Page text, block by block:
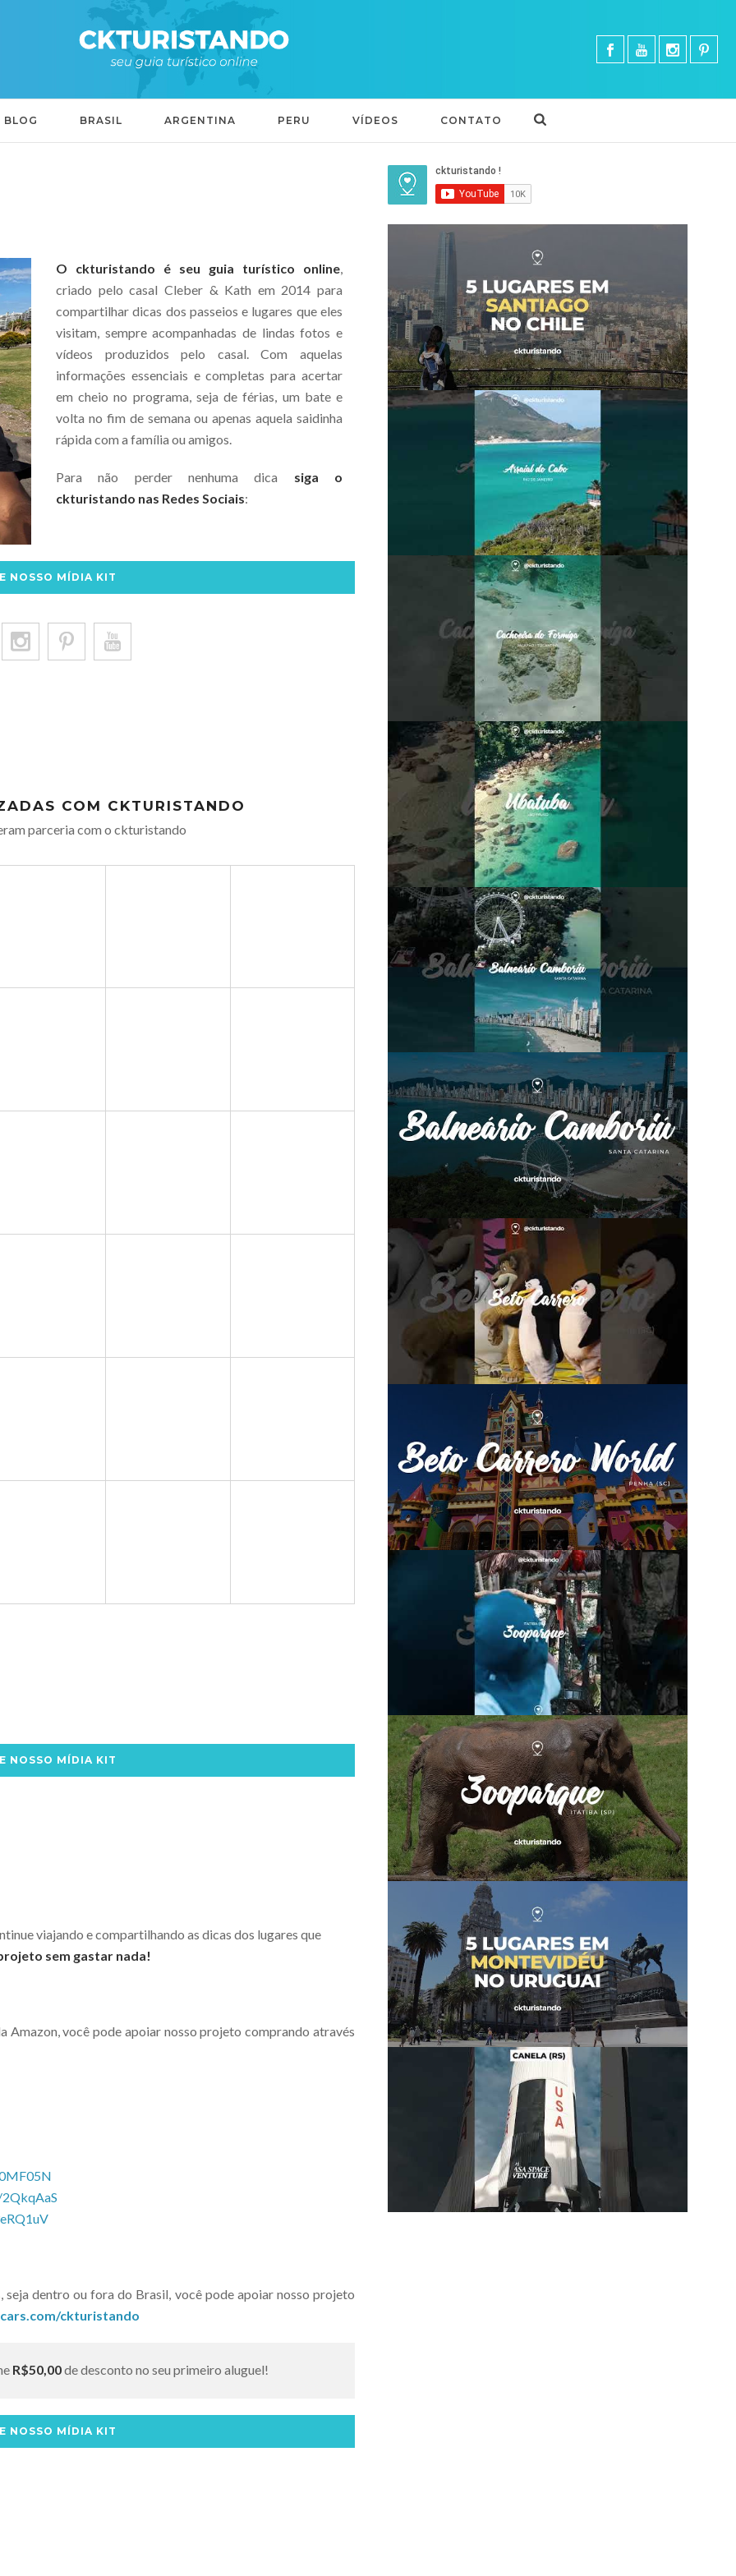
BLOG BRASIL ARGENTINA PERU VÍDEOS CONTATO
O ckturistando é seu guia turístico online,
criado pelo casal Cleber & Kath em 2014 para
compartilhar dicas dos passeios e lugares que eles
visitam, sempre acompanhadas de lindas fotos e
vídeos produzidos pelo casal. Com aquelas
informações essenciais e completas para acertar
em cheio no programa, seja de férias, um bate e
volta no fim de semana ou apenas aquela saidinha
rápida com a família ou amigos.
Para não perder nenhuma dica siga o
ckturistando nas Redes Sociais:
NOSSO MÍDIA KIT
COM CKTURISTANDO
parceria com o ckturistando
NOSSO MÍDIA KIT
viajando e compartilhando as dicas dos lugares que
sem gastar nada!
Amazon, você pode apoiar nosso projeto comprando através
seja dentro ou fora do Brasil, você pode apoiar nosso projeto
ckturistando
R$50,00de desconto no seu primeiro aluguel!
NOSSO MÍDIA KIT